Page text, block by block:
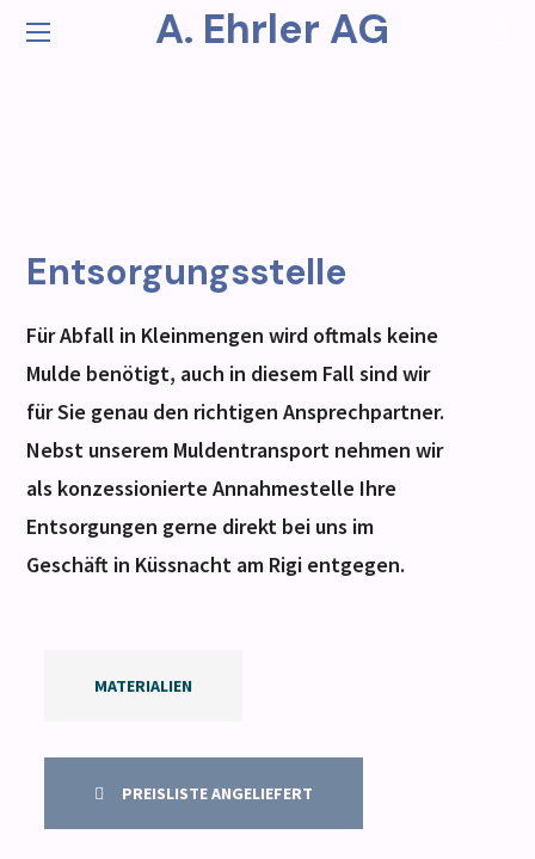
A. Ehrler AG
Entsorgungsstelle
Für Abfall in Kleinmengen wird oftmals keine
Mulde benötigt, auch in diesem Fall sind wir
für Sie genau den richtigen Ansprechpartner.
Nebst unserem Muldentransport nehmen wir
als konzessionierte Annahmestelle Ihre
Entsorgungen gerne direkt bei uns im
Geschäft in Küssnacht am Rigi entgegen.
MATERIALIEN
PREISLISTE ANGELIEFERT